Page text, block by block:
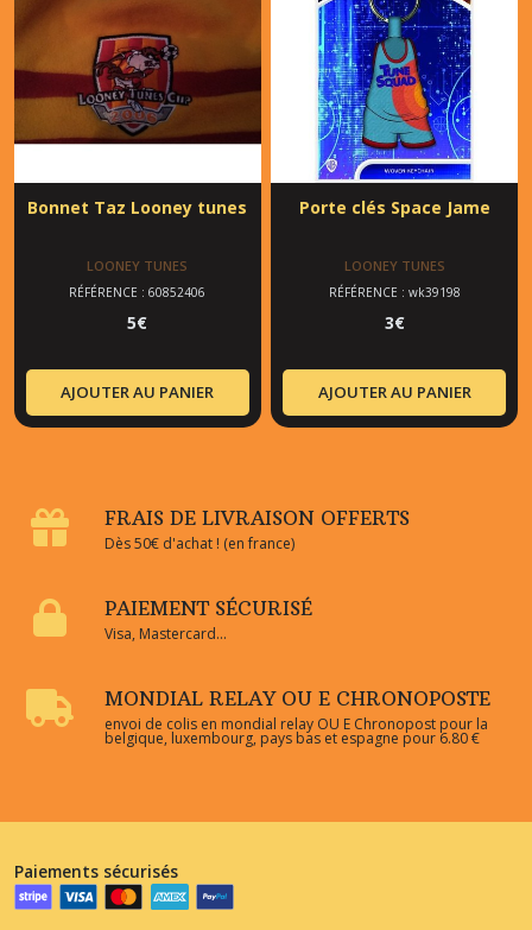
Bonnet Taz Looney tunes
LOONEY TUNES
RÉFÉRENCE : 60852406
5€
AJOUTER AU PANIER
Porte clés Space Jame
LOONEY TUNES
RÉFÉRENCE : wk39198
3€
AJOUTER AU PANIER
FRAIS DE LIVRAISON OFFERTS
Dès 50€ d'achat ! (en france)
PAIEMENT SÉCURISÉ
Visa, Mastercard...
MONDIAL RELAY OU E CHRONOPOSTE
envoi de colis en mondial relay OU E Chronopost pour la
belgique, luxembourg, pays bas et espagne pour 6.80 €
Paiements sécurisés